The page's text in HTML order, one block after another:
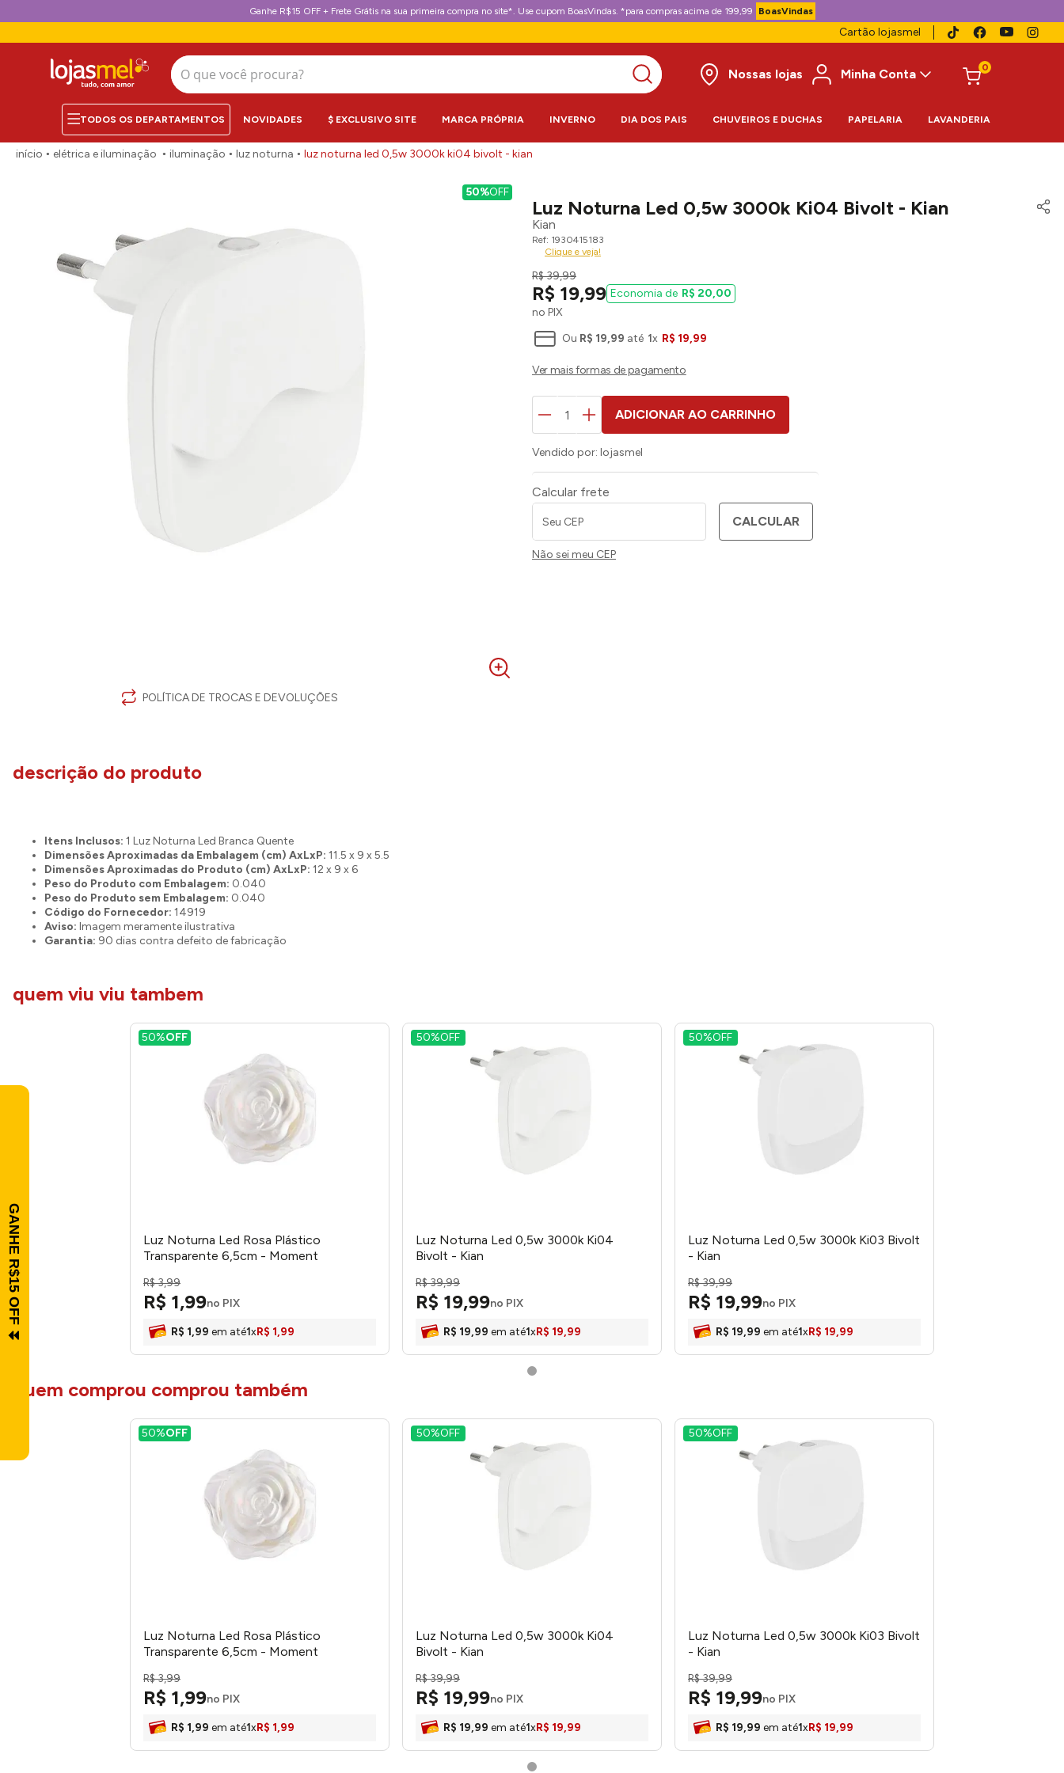
Ganhe R$15 OFF + Frete Grátis na sua primeira compra no site*. Use cupom BoasVindas. *para compras acima de 199,99 BoasVindas
Cartão lojasmel
O que você procura?
Nossas lojas
Minha Conta 0
NOVIDADES $ EXCLUSIVO SITE MARCA PRÓPRIA INVERNO DIA DOS PAIS CHUVEIROS E DUCHAS PAPELARIA LAVANDERIA
elétrica e iluminação iluminação luz noturna luz noturna led 0,5w 3000k ki04 bivolt - kian
50%OFF
POLÍTICA DE TROCAS E DEVOLUÇÕES
Luz Noturna Led 0,5w 3000k Ki04 Bivolt - Kian
Kian
1930415183
Clique e veja!
R$39,99
R$ 19,99
no PIX
R$ 20,00
Ou R$ 19,99 até 1x R$ 19,99
ADICIONAR AO CARRINHO
Vendido por: lojasmel
Calcular frete
CALCULAR
Não sei meu CEP
descrição do produto
Itens Inclusos: 1 Luz Noturna Led Branca Quente
Dimensões Aproximadas da Embalagem (cm) AxLxP: 11.5 x 9 x 5.5
Dimensões Aproximadas do Produto (cm) AxLxP: 12 x 9 x 6
Peso do Produto com Embalagem: 0.040
Peso do Produto sem Embalagem: 0.040
Código do Fornecedor: 14919
Aviso: Imagem meramente ilustrativa
Garantia: 90 dias contra defeito de fabricação
quem viu viu tambem
50%OFF
Luz Noturna Led Rosa Plástico
Transparente 6,5cm - Moment
R$3,99
R$ 1,99no PIX
R$ 1,99 em até1xR$ 1,99
50%OFF
Luz Noturna Led 0,5w 3000k Ki04
Bivolt - Kian
R$39,99
R$ 19,99no PIX
R$ 19,99 em até1xR$ 19,99
50%OFF
Luz Noturna Led 0,5w 3000k Ki03 Bivolt
- Kian
R$39,99
R$ 19,99no PIX
R$ 19,99 em até1xR$ 19,99
quem comprou comprou também
50%OFF
Luz Noturna Led Rosa Plástico
Transparente 6,5cm - Moment
R$3,99
R$ 1,99no PIX
R$ 1,99 em até1xR$ 1,99
50%OFF
Luz Noturna Led 0,5w 3000k Ki04
Bivolt - Kian
R$39,99
R$ 19,99no PIX
R$ 19,99 em até1xR$ 19,99
50%OFF
Luz Noturna Led 0,5w 3000k Ki03 Bivolt
- Kian
R$39,99
R$ 19,99no PIX
R$ 19,99 em até1xR$ 19,99